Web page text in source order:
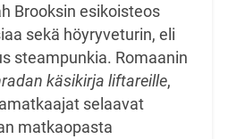
Brooksin esikoisteos
sekä höyryveturin, eli
steampunkia. Romaanin
käsikirja liftareille,
selaavat
matkaopasta